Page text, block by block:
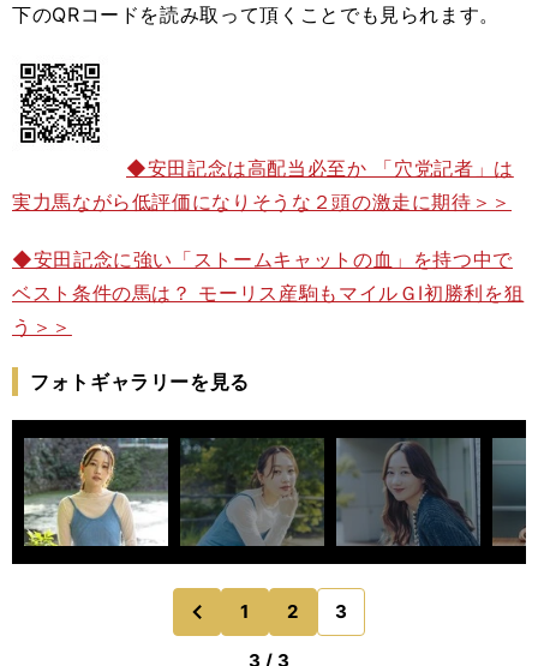
下のQRコードを読み取って頂くことでも見られます。
◆安田記念は高配当必至か 「穴党記者」は
実力馬ながら低評価になりそうな２頭の激走に期待＞＞
◆安田記念に強い「ストームキャットの血」を持つ中で
ベスト条件の馬は？ モーリス産駒もマイルＧⅠ初勝利を狙
う＞＞
フォトギャラリーを見る
前
のページへ
1 2 3
3 / 3